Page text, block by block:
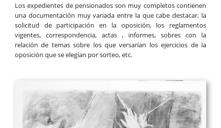
Los expedientes de pensionados son muy completos contienen
una documentación muy variada entre la que cabe destacar, la
solicitud de participación en la oposición, los reglamentos
vigentes, correspondencia, actas , informes, sobres con la
relación de temas sobre los que versarían los ejercicios de la
oposición que se elegían por sorteo, etc.